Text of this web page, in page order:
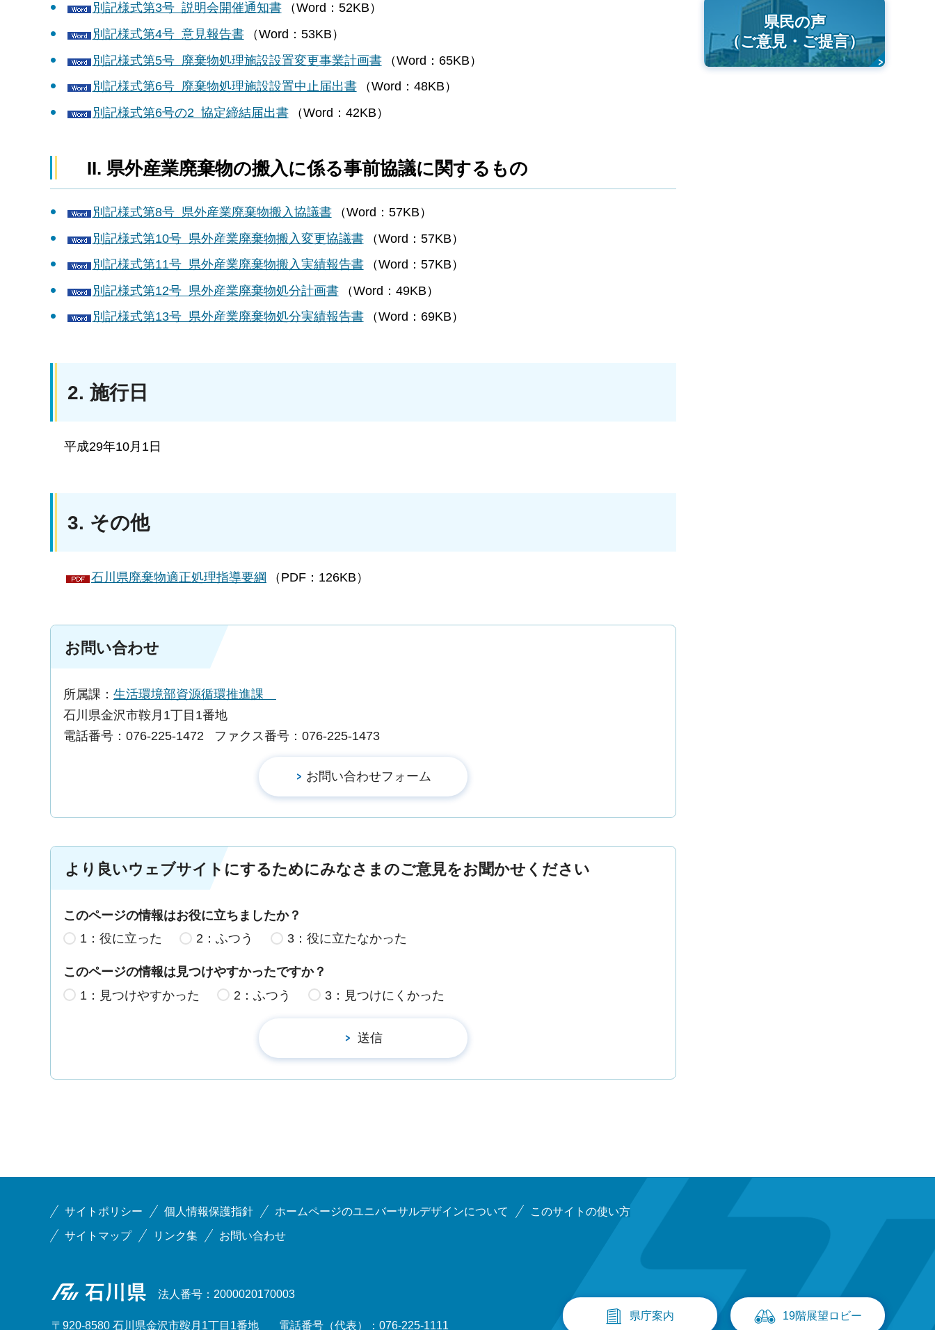
別記様式第3号 説明会開催通知書
（Word：52KB）
別記様式第4号 意見報告書
（Word：53KB）
別記様式第5号 廃棄物処理施設設置変更事業計画書
（Word：65KB）
別記様式第6号 廃棄物処理施設設置中止届出書
（Word：48KB）
別記様式第6号の2 協定締結届出書
（Word：42KB）
II. 県外産業廃棄物の搬入に係る事前協議に関するもの
別記様式第8号 県外産業廃棄物搬入協議書
（Word：57KB）
別記様式第10号 県外産業廃棄物搬入変更協議書
（Word：57KB）
別記様式第11号 県外産業廃棄物搬入実績報告書
（Word：57KB）
別記様式第12号 県外産業廃棄物処分計画書
（Word：49KB）
別記様式第13号 県外産業廃棄物処分実績報告書
（Word：69KB）
2. 施行日
平成29年10月1日
3. その他
石川県廃棄物適正処理指導要綱 （PDF：126KB）
お問い合わせ
所属課： 生活環境部資源循環推進課
石川県金沢市鞍月1丁目1番地
電話番号：076-225-1472
ファクス番号：076-225-1473
より良いウェブサイトにするためにみなさまのご意見をお聞かせください
このページの情報はお役に立ちましたか？
1：役に立った
2：ふつう 3：役に立たなかった
このページの情報は見つけやすかったですか？
1：見つけやすかった
2：ふつう 3：見つけにくかった
県民の声
（ご意見・ご提言）
サイトポリシー 個人情報保護指針 ホームページのユニバーサルデザインについて このサイトの使い方
サイトマップ リンク集 お問い合わせ
石川県 法人番号：2000020170003
〒920-8580 石川県金沢市鞍月1丁目1番地 電話番号（代表）：076-225-1111
県庁案内 19階展望ロビー